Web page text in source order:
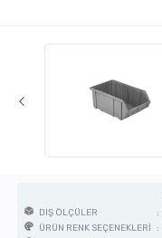
DIŞ ÖLÇÜLER
:
ÜRÜN RENK SEÇENEKLERİ :